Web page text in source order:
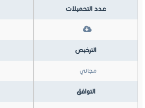
عدد التحميلات
الترخيص
مجاني
التوافق